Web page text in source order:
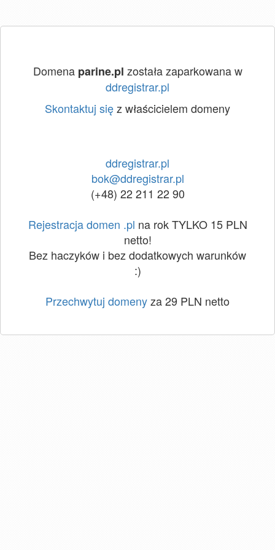
Domena parine.pl została zaparkowana w
ddregistrar.pl
Skontaktuj sięz właścicielem domeny
ddregistrar.pl
bok@ddregistrar.pl
(+48) 22 211 22 90
Rejestracja domen .pl na rok TYLKO 15 PLN
netto!
Bez haczyków i bez dodatkowych warunków
:)
Przechwytuj domenyza 29 PLN netto